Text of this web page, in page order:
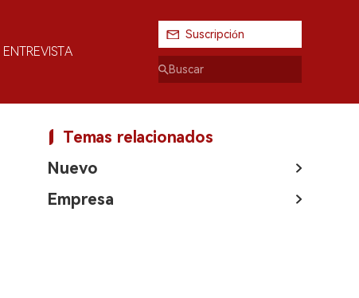
ENTREVISTA
Suscripción
Temas relacionados
Nuevo
Empresa